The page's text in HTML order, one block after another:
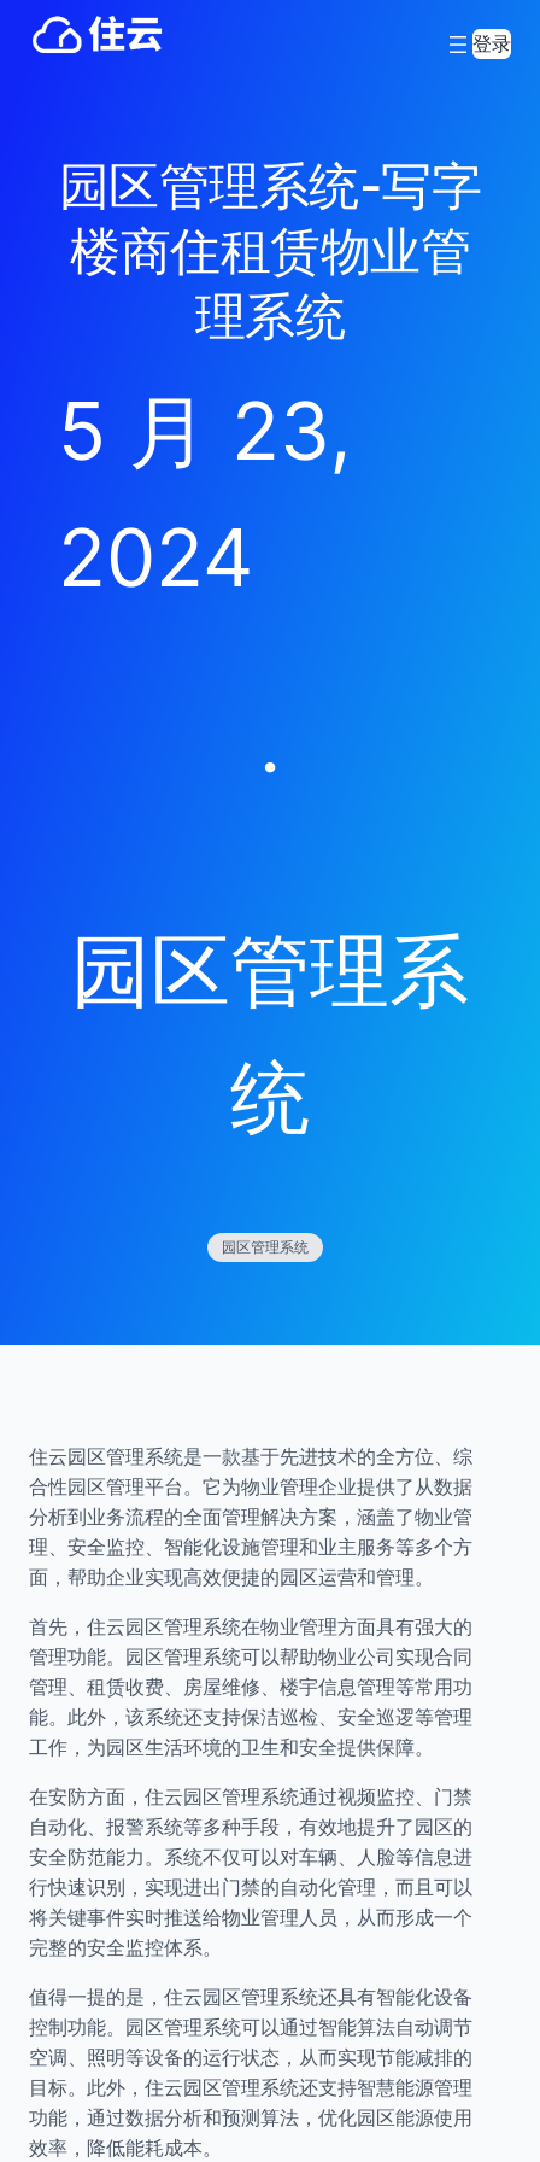
登录
园区管理系统-写字
楼商住租赁物业管
理系统
5 月 23,
2024
·
园区管理系
统
园区管理系统
住云园区管理系统是一款基于先进技术的全方位、综
合性园区管理平台。它为物业管理企业提供了从数据
分析到业务流程的全面管理解决方案，涵盖了物业管
理、安全监控、智能化设施管理和业主服务等多个方
面，帮助企业实现高效便捷的园区运营和管理。
首先，住云园区管理系统在物业管理方面具有强大的
管理功能。园区管理系统可以帮助物业公司实现合同
管理、租赁收费、房屋维修、楼宇信息管理等常用功
能。此外，该系统还支持保洁巡检、安全巡逻等管理
工作，为园区生活环境的卫生和安全提供保障。
在安防方面，住云园区管理系统通过视频监控、门禁
自动化、报警系统等多种手段，有效地提升了园区的
安全防范能力。系统不仅可以对车辆、人脸等信息进
行快速识别，实现进出门禁的自动化管理，而且可以
将关键事件实时推送给物业管理人员，从而形成一个
完整的安全监控体系。
值得一提的是，住云园区管理系统还具有智能化设备
控制功能。园区管理系统可以通过智能算法自动调节
空调、照明等设备的运行状态，从而实现节能减排的
目标。此外，住云园区管理系统还支持智慧能源管理
功能，通过数据分析和预测算法，优化园区能源使用
效率，降低能耗成本。